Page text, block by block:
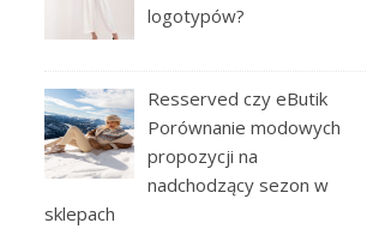
logotypów?
Resserved czy eButik
Porównanie modowych
propozycji na
nadchodzący sezon w
sklepach